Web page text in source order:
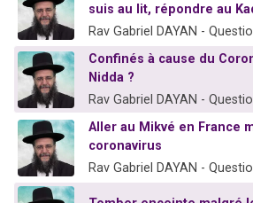
suis au lit, répondre au
Rav Gabriel DAYAN -
Confinés à cause du
Nidda ?
Rav Gabriel DAYAN -
Aller au Mikvé en France
coronavirus
Rav Gabriel DAYAN -